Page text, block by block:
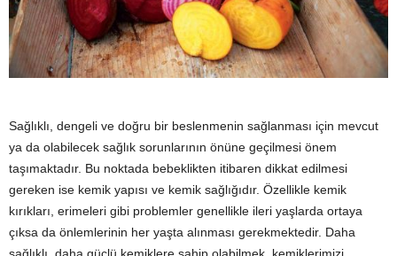
Sağlıklı, dengeli ve doğru bir beslenmenin sağlanması için mevcut
ya da olabilecek sağlık sorunlarının önüne geçilmesi önem
taşımaktadır. Bu noktada bebeklikten itibaren dikkat edilmesi
gereken ise kemik yapısı ve kemik sağlığıdır. Özellikle kemik
kırıkları, erimeleri gibi problemler genellikle ileri yaşlarda ortaya
çıksa da önlemlerinin her yaşta alınması gerekmektedir. Daha
sağlıklı, daha güçlü kemiklere sahip olabilmek, kemiklerimizi